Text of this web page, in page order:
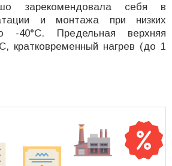
зарекомендовала себя в
и монтажа при низких
-40°C. Предельная верхняя
кратковременный нагрев (до 1